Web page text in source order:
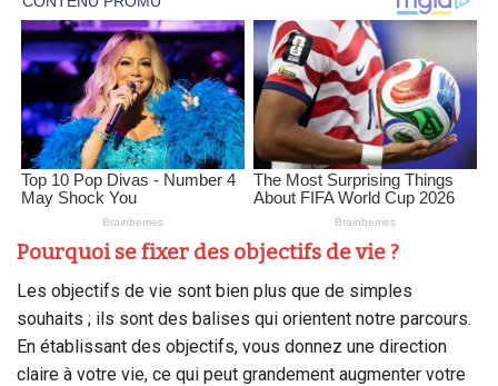
Pourquoi se fixer des objectifs de vie ?
Les objectifs de vie sont bien plus que de simples
souhaits ; ils sont des balises qui orientent notre parcours.
En établissant des objectifs, vous donnez une direction
claire à votre vie, ce qui peut grandement augmenter votre